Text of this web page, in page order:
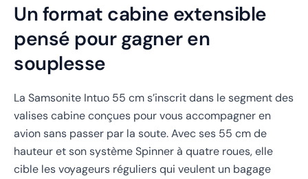
Un format cabine extensible
pensé pour gagner en
souplesse
La Samsonite Intuo 55 cm s’inscrit dans le segment des
valises cabine conçues pour vous accompagner en
avion sans passer par la soute. Avec ses 55 cm de
hauteur et son système Spinner à quatre roues, elle
cible les voyageurs réguliers qui veulent un bagage